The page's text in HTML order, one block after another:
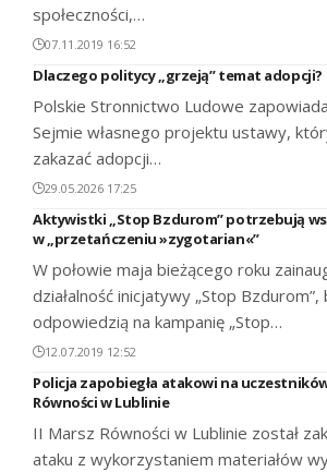
społeczności,…
07.11.2019 16:52
Dlaczego politycy „grzeją” temat adopcji?
Polskie Stronnictwo Ludowe zapowiada
Sejmie własnego projektu ustawy,
zakazać adopcji…
29.05.2026 17:25
Aktywistki „Stop Bzdurom” potrzebują
w „przetańczeniu »zygotarian«”
W połowie maja bieżącego roku
działalność inicjatywy „Stop Bzdurom”,
odpowiedzią na kampanię „Stop…
12.07.2019 12:52
Policja zapobiegła atakowi na
Równości w Lublinie
II Marsz Równości w Lublinie został
ataku z wykorzystaniem materiałów